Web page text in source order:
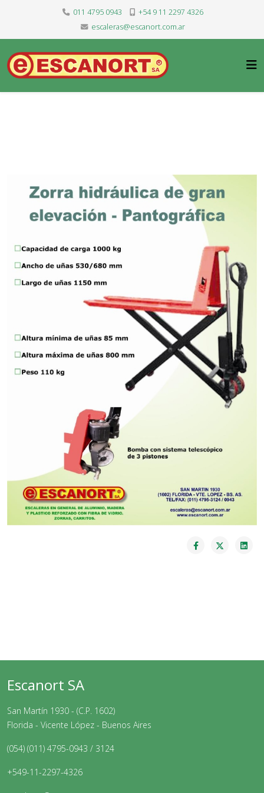
011 4795 0943
+54 9 11 2297 4326
escaleras@escanort.com.ar
Escanort SA
San Martín 1930 - (C.P. 1602)
Florida - Vicente López - Buenos Aires
(054) (011) 4795-0943 / 3124
+549-11-2297-4326